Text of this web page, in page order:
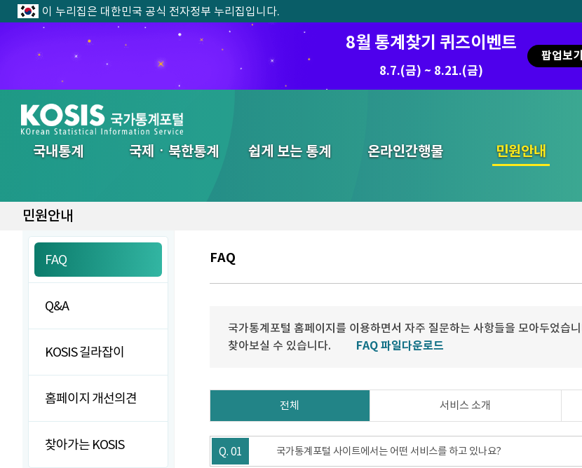
이 누리집은 대한민국 공식 전자정부 누리집입니다.
8월 통계찾기 퀴즈이벤트
8.7.(금) ~ 8.21.(금)
팝업보기
국내통계 국제ㆍ북한통계 쉽게 보는 통계 온라인간행물 민원안내
통합검색
민원안내
FAQ
Q&A
KOSIS 길라잡이
홈페이지 개선의견
찾아가는 KOSIS
FAQ
국가통계포털 홈페이지를 이용하면서 자주 질문하는 사항들을 모아두었습
찾아보실 수 있습니다.
FAQ 파일다운로드
전체 서비스 소개
Q. 01 국가통계포털 사이트에서는 어떤 서비스를 하고 있나요?